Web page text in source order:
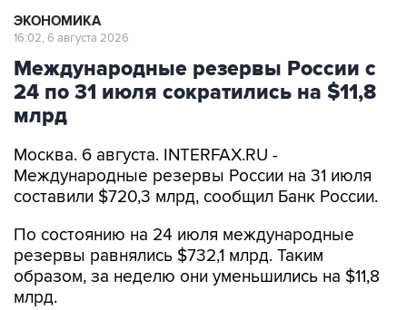
ЭКОНОМИКА
16:02, 6 августа 2026
Международные резервы России с
24 по 31 июля сократились на $11,8
млрд
Москва. 6 августа. INTERFAX.RU -
Международные резервы России на 31 июля
составили $720,3 млрд, сообщил Банк России.
По состоянию на 24 июля международные
резервы равнялись $732,1 млрд. Таким
образом, за неделю они уменьшились на $11,8
млрд.